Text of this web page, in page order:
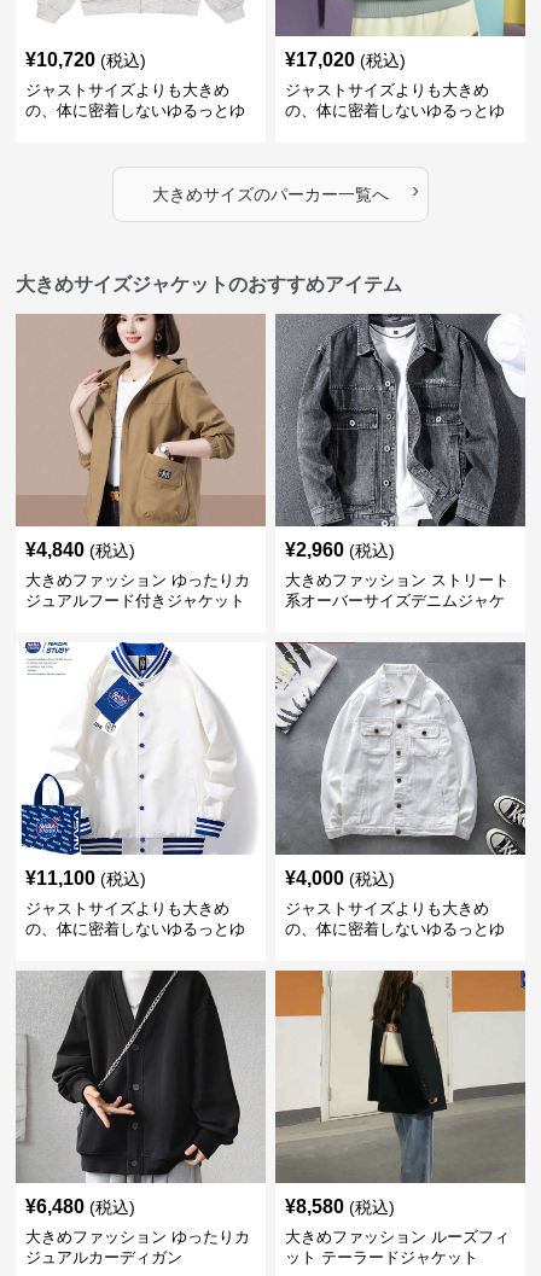
¥10,720 (税込)
ジャストサイズよりも大きめ
の、体に密着しないゆるっとゆ
アップパーカー
¥17,020 (税込)
ジャストサイズよりも大きめ
の、体に密着しないゆるっとゆ
大きめサイズのパーカー一覧へ ›
大きめサイズジャケットのおすすめアイテム
¥4,840 (税込)
大きめファッション ゆったりカ
ジュアルフード付きジャケット
¥2,960 (税込)
大きめファッション ストリート
系オーバーサイズデニムジャケ
¥11,100 (税込)
ジャストサイズよりも大きめ
の、体に密着しないゆるっとゆ
ゆったりスポーツバーシティジ
ャケット
¥4,000 (税込)
ジャストサイズよりも大きめ
の、体に密着しないゆるっとゆ
ゆったりシルエットデニムジャ
ケット
¥6,480 (税込)
大きめファッション ゆったりカ
ジュアルカーディガン
¥8,580 (税込)
大きめファッション ルーズフィ
ット テーラードジャケット